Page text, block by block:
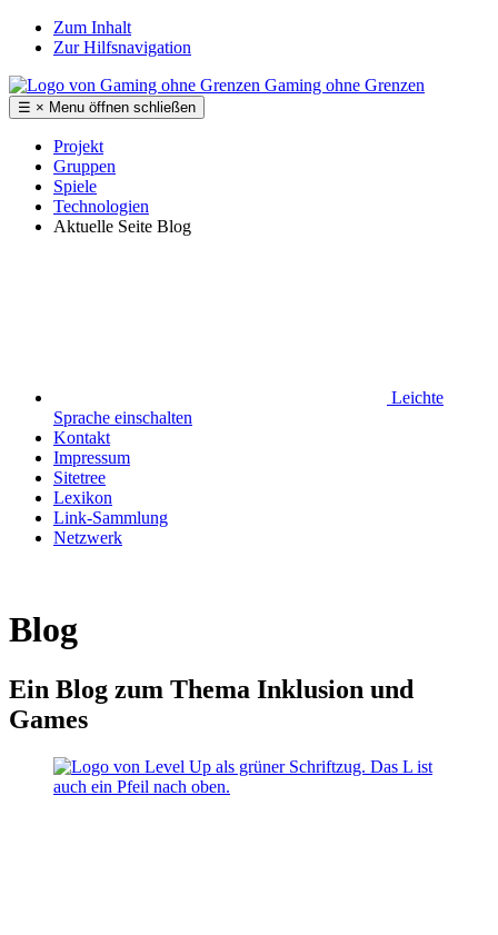
Zum Inhalt
Zur Hilfsnavigation
Gaming ohne Grenzen
☰ × Menu öffnen schließen
Projekt
Gruppen
Spiele
Technologien
Aktuelle Seite Blog
Leichte
Sprache einschalten
Kontakt
Impressum
Sitetree
Lexikon
Link-Sammlung
Netzwerk
Blog
Ein Blog zum Thema Inklusion und
Games